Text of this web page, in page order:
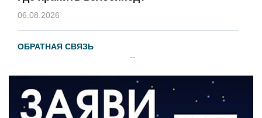
06.08.2026
ОБРАТНАЯ СВЯЗЬ
Администрация онлайн
ВЛАСТЬ